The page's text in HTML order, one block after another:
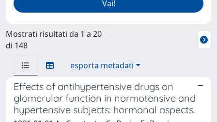
Mostrati risultati da 1 a 20
di 148
esporta metadati
Effects of antihypertensive drugs on
glomerular function in normotensive and
hypertensive subjects: hormonal aspects.